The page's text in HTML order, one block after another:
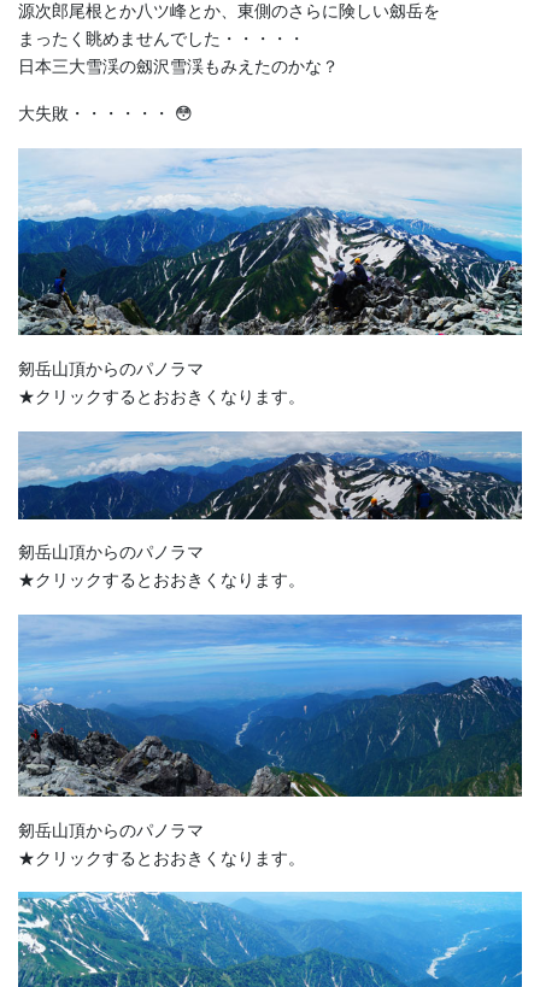
源次郎尾根とか八ツ峰とか、東側のさらに険しい劔岳を
まったく眺めませんでした・・・・・
日本三大雪渓の劔沢雪渓もみえたのかな？
大失敗・・・・・・ 😳
剱岳山頂からのパノラマ
★クリックするとおおきくなります。
剱岳山頂からのパノラマ
★クリックするとおおきくなります。
剱岳山頂からのパノラマ
★クリックするとおおきくなります。